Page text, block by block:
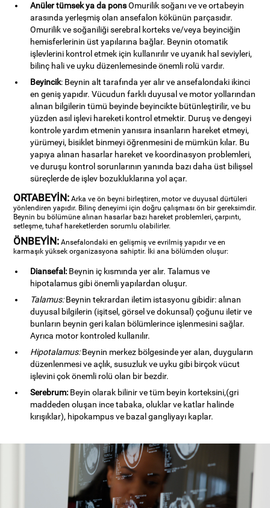
Anüler tümsek ya da ponsOmurilik soğanı ve ve ortabeyin
arasında yerleşmiş olan ansefalon kökünün parçasıdır.
Omurilik ve soğaniliği serebral korteks ve/veya beyinciğin
hemisferlerinin üst yapılarına bağlar. Beynin otomatik
işlevlerini kontrol etmek için kullanırılır ve uyanık hal seviyleri,
bilinç hali ve uyku düzenlemesinde önemli rolü vardır.
Beyincik: Beynin alt tarafında yer alır ve ansefalondaki ikinci
en geniş yapıdır. Vücudun farklı duyusal ve motor yollarından
alınan bilgilerin tümü beyinde beyincikte bütünleştirilir, ve bu
yüzden asıl işlevi hareketi kontrol etmektir. Duruş ve dengeyi
kontrole yardım etmenin yanısıra insanların hareket etmeyi,
yürümeyi, bisiklet binmeyi öğrenmesini de mümkün kılar. Bu
yapıya alınan hasarlar hareket ve koordinasyon problemleri,
ve duruşu kontrol sorunlarının yanında bazı daha üst bilişsel
süreçlerde de işlev bozukluklarına yol açar.
ORTABEYİN: Arka ve ön beyni birleştiren, motor ve duyusal dürtüleri
yönlendiren yapıdır. Bilinç deneyimi için doğru çalışması ön bir gereksimdir.
Beynin bu bölümüne alınan hasarlar bazı hareket problemleri, çarpıntı,
setleşme, tuhaf hareketlerden sorumlu olabilirler.
ÖNBEYİN: Ansefalondaki en gelişmiş ve evrilmiş yapıdır ve en
karmaşık yüksek organizasyona sahiptir. İki ana bölümden oluşur:
Diansefal: Beynin iç kısmında yer alır. Talamus ve
hipotalamus gibi önemli yapılardan oluşur.
Talamus:Beynin tekrardan iletim istasyonu gibidir: alınan
duyusal bilgilerin (işitsel, görsel ve dokunsal) çoğunu iletir ve
bunların beynin geri kalan bölümlerince işlenmesini sağlar.
Ayrıca motor kontroled kullanılır.
Hipotalamus:Beynin merkez bölgesinde yer alan, duyguların
düzenlenmesi ve açlık, susuzluk ve uyku gibi birçok vücut
işlevini çok önemli rolü olan bir bezdir.
Serebrum: Beyin olarak bilinir ve tüm beyin korteksini,(gri
maddeden oluşan ince tabaka, oluklar ve katlar halinde
kırışıklar), hipokampus ve bazal gangliyayı kaplar.